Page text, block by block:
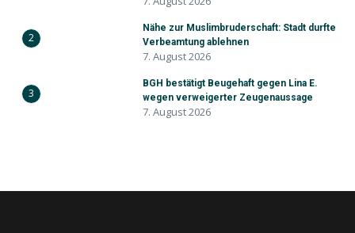
2
Nähe zur Muslimbruderschaft: Stadt durfte
Verbeamtung ablehnen
7. August 2026
3
BGH bestätigt Beugehaft gegen Lina E.
wegen verweigerter Zeugenaussage
7. August 2026